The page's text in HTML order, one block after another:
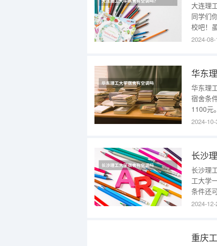
大连理
同学们
校吧！
的在
2024-
华东
华东理
宿舍条
1100元
有独卫
2024-
长沙
长沙理
工大学
条件还
用家用
2024-
重庆